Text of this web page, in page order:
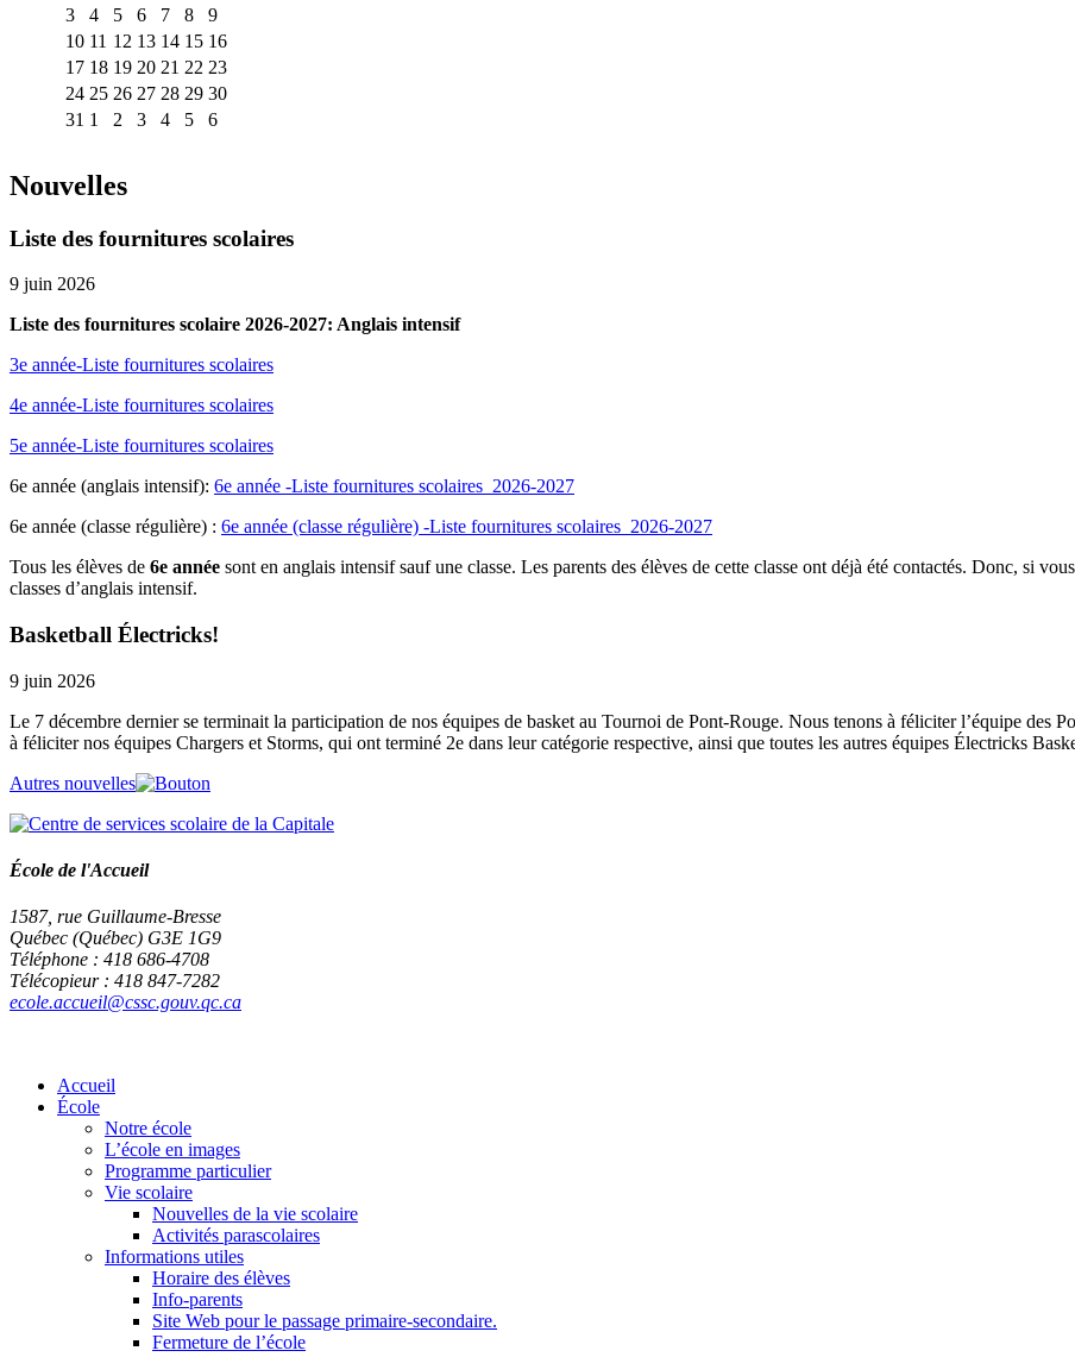
3
4 5 6 7 8
9
10 11 12 13 14 15 16
17 18 19 20 21 22 23
24 25 26 27 28 29 30
31 1 2 3 4 5 6
Nouvelles
Liste des fournitures scolaires
9 juin 2026
Liste des fournitures scolaire 2026-2027: Anglais intensif
3e année-Liste fournitures scolaires
4e année-Liste fournitures scolaires
5e année-Liste fournitures scolaires
6e année (anglais intensif): 6e année -Liste fournitures scolaires_2026-2027
6e année (classe régulière) : 6e année (classe régulière) -Liste fournitures scolaires_2026-2027
Tous les élèves de 6e année sont en anglais intensif sauf une classe. Les parents des élèves de cette classe ont déjà été contactés. Donc, si
classes d’anglais intensif.
Basketball Électricks!
9 juin 2026
Le 7 décembre dernier se terminait la participation de nos équipes de basket au Tournoi de Pont-Rouge. Nous tenons à féliciter l’équipe des
à féliciter nos équipes Chargers et Storms, qui ont terminé 2e dans leur catégorie respective, ainsi que toutes les autres équipes Électricks
Autres nouvelles
École de l'Accueil
1587, rue Guillaume-Bresse
Québec (Québec) G3E 1G9
Téléphone : 418 686-4708
Télécopieur : 418 847-7282
ecole.accueil@cssc.gouv.qc.ca
Accueil
École
Notre école
L’école en images
Programme particulier
Vie scolaire
Nouvelles de la vie scolaire
Activités parascolaires
Informations utiles
Horaire des élèves
Info-parents
Site Web pour le passage primaire-secondaire.
Fermeture de l’école